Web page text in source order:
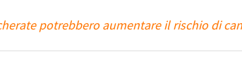
potrebbero aumentare il rischio di